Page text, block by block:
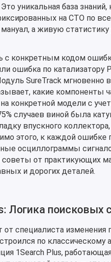
уникальная база
на СТО по
а живую статистику
с конкретным кодом
ошибка по катализатору
SureTrack мгновенно
какие компоненты
конкретной модели с
случаев виной была
впускного
этого, к каждой ошибке
осциллограммы
от практикующих
и дорогих деталей.
Логика поисковых
специалиста
по классическому
1Search Plus,